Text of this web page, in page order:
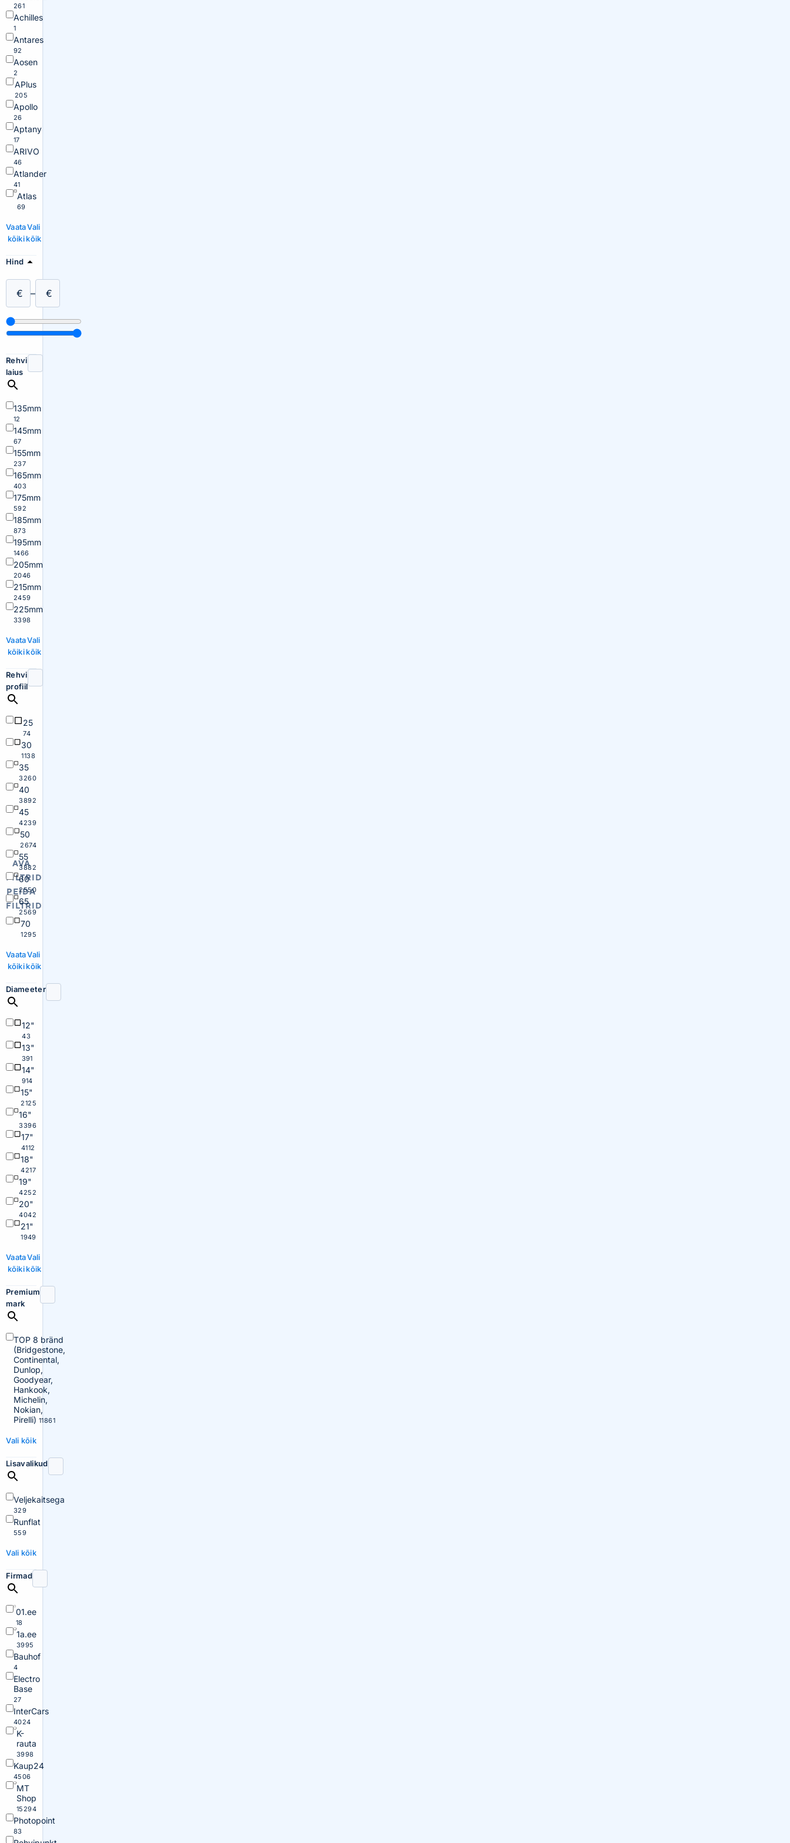
AVA
FILTRID
PEIDA
FILTRID
261
Achilles
1
Antares
92
Aosen
2
APlus
205
Apollo
26
Aptany
17
ARIVO
46
Atlander
41
Atlas
69
Vaata
kõiki
Vali
kõik
Hind
€ – €
Rehvi
laius
135mm
12
145mm
67
155mm
237
165mm
403
175mm
592
185mm
873
195mm
1466
205mm
2046
215mm
2459
225mm
3398
Vaata
kõiki
Vali
kõik
Rehvi
profiil
25
74
30
1138
35
3260
40
3892
45
4239
50
2674
55
3882
60
2550
65
2569
70
1295
Vaata
kõiki
Vali
kõik
Diameeter
12"
43
13"
391
14"
914
15"
2125
16"
3396
17"
4112
18"
4217
19"
4252
20"
4042
21"
1949
Vaata
kõiki
Vali
kõik
Premium
mark
TOP 8 bränd
(Bridgestone,
Continental,
Dunlop,
Goodyear,
Hankook,
Michelin,
Nokian,
Pirelli) 11861
Vali kõik
Lisavalikud
Veljekaitsega
329
Runflat
559
Vali kõik
Firmad
01.ee
18
1a.ee
3995
Bauhof
4
Electro
Base
27
InterCars
4024
K-
rauta
3998
Kaup24
4506
MT
Shop
15294
Photopoint
83